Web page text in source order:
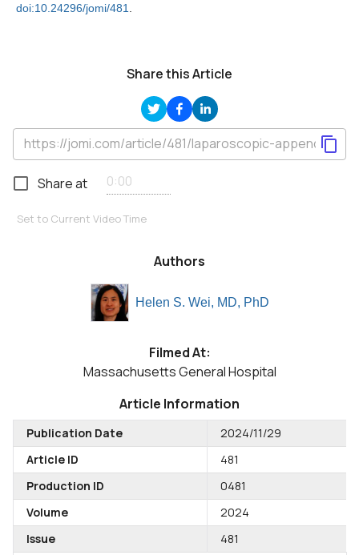
doi:10.24296/jomi/481
Share this Article
Share at
Set to Current Video Time
Authors
Helen S. Wei, MD, PhD
Filmed At:
Massachusetts General Hospital
Article Information
Publication Date
2024/11/29
Article ID
481
Production ID
0481
Volume
2024
Issue
481